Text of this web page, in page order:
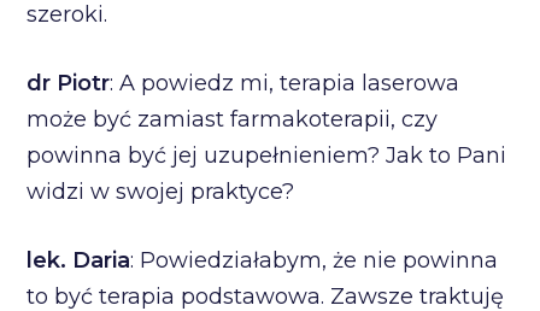
szeroki.
dr Piotr: A powiedz mi, terapia laserowa
może być zamiast farmakoterapii, czy
powinna być jej uzupełnieniem? Jak to Pani
widzi w swojej praktyce?
lek. Daria: Powiedziałabym, że nie powinna
to być terapia podstawowa. Zawsze traktuję